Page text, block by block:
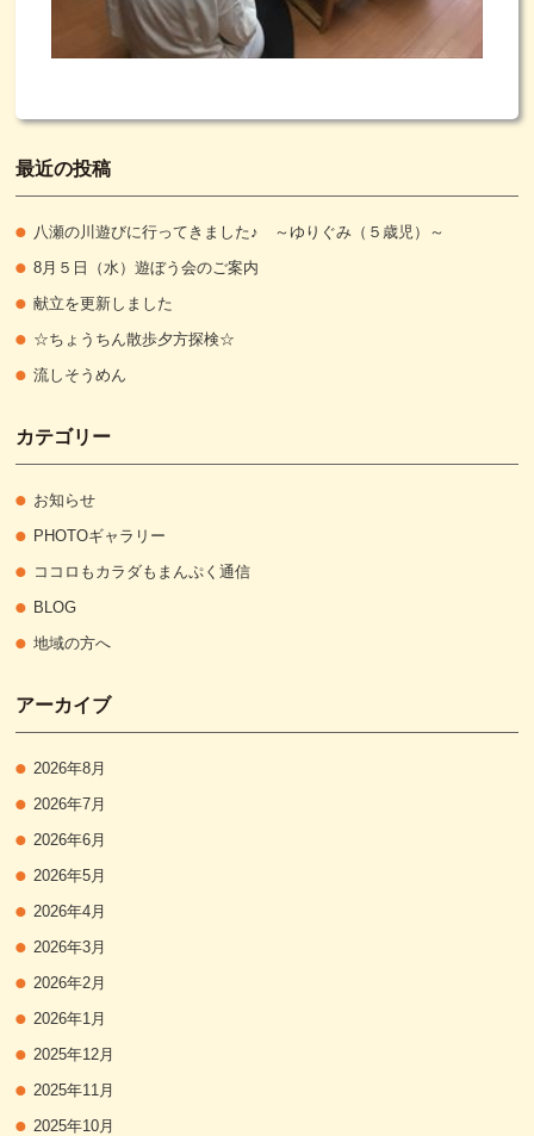
最近の投稿
八瀬の川遊びに行ってきました♪ ～ゆりぐみ（５歳児）～
8月５日（水）遊ぼう会のご案内
献立を更新しました
☆ちょうちん散歩夕方探検☆
流しそうめん
カテゴリー
お知らせ
PHOTOギャラリー
ココロもカラダもまんぷく通信
BLOG
地域の方へ
アーカイブ
2026年8月
2026年7月
2026年6月
2026年5月
2026年4月
2026年3月
2026年2月
2026年1月
2025年12月
2025年11月
2025年10月